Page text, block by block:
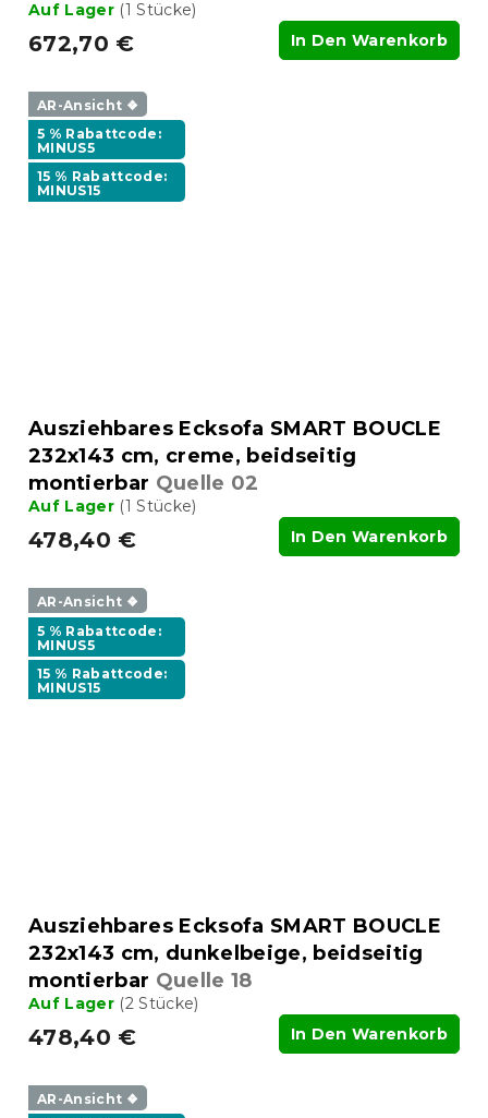
Auf Lager (1 Stücke)
672,70 € In Den Warenkorb
AR-Ansicht ❖
5 % Rabattcode:
MINUS5
15 % Rabattcode:
MINUS15
Ausziehbares Ecksofa SMART BOUCLE
232x143 cm, creme, beidseitig
montierbar Quelle 02
Auf Lager (1 Stücke)
478,40 € In Den Warenkorb
AR-Ansicht ❖
5 % Rabattcode:
MINUS5
15 % Rabattcode:
MINUS15
Ausziehbares Ecksofa SMART BOUCLE
232x143 cm, dunkelbeige, beidseitig
montierbar Quelle 18
Auf Lager (2 Stücke)
478,40 € In Den Warenkorb
AR-Ansicht ❖